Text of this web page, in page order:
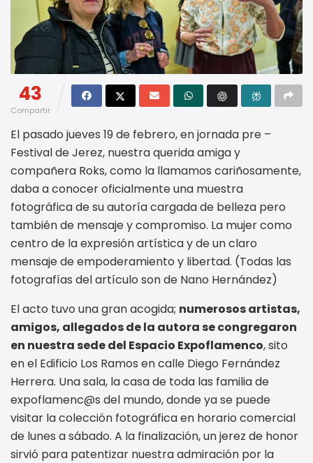
43
Compartir
El pasado jueves 19 de febrero, en jornada pre –
Festival de Jerez, nuestra querida amiga y
compañera Roks, como la llamamos cariñosamente,
daba a conocer oficialmente una muestra
fotográfica de su autoría cargada de belleza pero
también de mensaje y compromiso. La mujer como
centro de la expresión artística y de un claro
mensaje de empoderamiento y libertad. (Todas las
fotografías del artículo son de Nano Hernández)
El acto tuvo una gran acogida; numerosos artistas,
amigos, allegados de la autora se congregaron
en nuestra sede del Espacio Expoflamenco, sito
en el Edificio Los Ramos en calle Diego Fernández
Herrera. Una sala, la casa de toda las familia de
expoflamenc@s del mundo, donde ya se puede
visitar la colección fotográfica en horario comercial
de lunes a sábado. A la finalización, un jerez de honor
sirvió para patentizar nuestra admiración por la